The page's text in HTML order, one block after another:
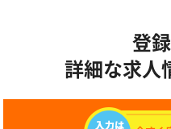
登
詳細な求人